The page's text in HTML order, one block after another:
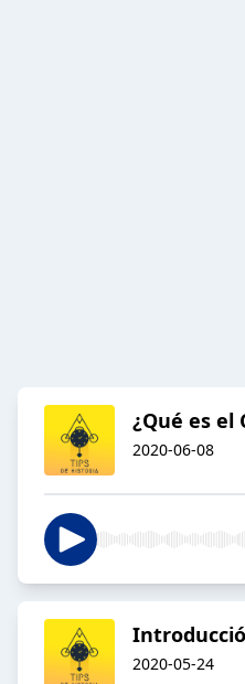
¿Qué es el
2020-06-08
2020-05-24